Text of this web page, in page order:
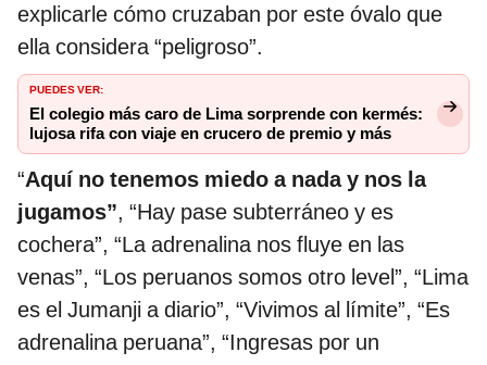
explicarle cómo cruzaban por este óvalo que
ella considera “peligroso”.
PUEDES VER:
El colegio más caro de Lima sorprende con kermés:
lujosa rifa con viaje en crucero de premio y más
“Aquí no tenemos miedo a nada y nos la
jugamos”, “Hay pase subterráneo y es
cochera”, “La adrenalina nos fluye en las
venas”, “Los peruanos somos otro level”, “Lima
es el Jumanji a diario”, “Vivimos al límite”, “Es
adrenalina peruana”, “Ingresas por un